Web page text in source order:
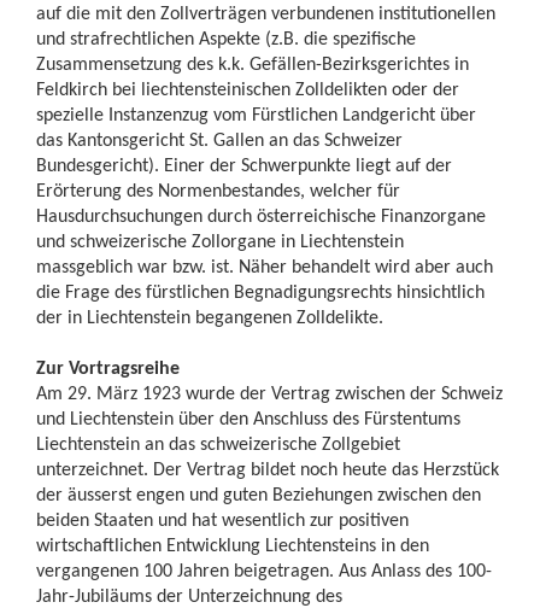
auf die mit den Zollverträgen verbundenen institutionellen
und strafrechtlichen Aspekte (z.B. die spezifische
Zusammensetzung des k.k. Gefällen-Bezirksgerichtes in
Feldkirch bei liechtensteinischen Zolldelikten oder der
spezielle Instanzenzug vom Fürstlichen Landgericht über
das Kantonsgericht St. Gallen an das Schweizer
Bundesgericht). Einer der Schwerpunkte liegt auf der
Erörterung des Normenbestandes, welcher für
Hausdurchsuchungen durch österreichische Finanzorgane
und schweizerische Zollorgane in Liechtenstein
massgeblich war bzw. ist. Näher behandelt wird aber auch
die Frage des fürstlichen Begnadigungsrechts hinsichtlich
der in Liechtenstein begangenen Zolldelikte.
Zur Vortragsreihe
Am 29. März 1923 wurde der Vertrag zwischen der Schweiz
und Liechtenstein über den Anschluss des Fürstentums
Liechtenstein an das schweizerische Zollgebiet
unterzeichnet. Der Vertrag bildet noch heute das Herzstück
der äusserst engen und guten Beziehungen zwischen den
beiden Staaten und hat wesentlich zur positiven
wirtschaftlichen Entwicklung Liechtensteins in den
vergangenen 100 Jahren beigetragen. Aus Anlass des 100-
Jahr-Jubiläums der Unterzeichnung des